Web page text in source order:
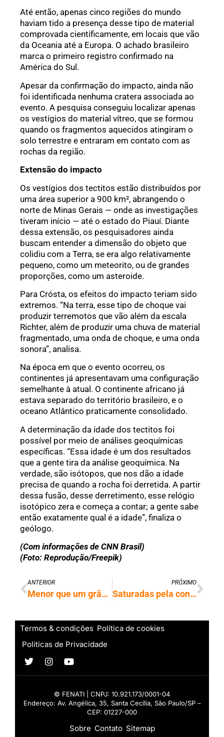
Até então, apenas cinco regiões do mundo
haviam tido a presença desse tipo de material
comprovada cientificamente, em locais que vão
da Oceania até a Europa. O achado brasileiro
marca o primeiro registro confirmado na
América do Sul.
Apesar da confirmação do impacto, ainda não
foi identificada nenhuma cratera associada ao
evento. A pesquisa conseguiu localizar apenas
os vestígios do material vítreo, que se formou
quando os fragmentos aquecidos atingiram o
solo terrestre e entraram em contato com as
rochas da região.
Extensão do impacto
Os vestígios dos tectitos estão distribuídos por
uma área superior a 900 km², abrangendo o
norte de Minas Gerais — onde as investigações
tiveram início — até o estado do Piauí. Diante
dessa extensão, os pesquisadores ainda
buscam entender a dimensão do objeto que
colidiu com a Terra, se era algo relativamente
pequeno, como um meteorito, ou de grandes
proporções, como um asteroide.
Para Crósta, os efeitos do impacto teriam sido
extremos. “Na terra, esse tipo de choque vai
produzir terremotos que vão além da escala
Richter, além de produzir uma chuva de material
fragmentado, uma onda de choque, e uma onda
sonora”, analisa.
Na época em que o evento ocorreu, os
continentes já apresentavam uma configuração
semelhante à atual. O continente africano já
estava separado do território brasileiro, e o
oceano Atlântico praticamente consolidado.
A determinação da idade dos tectitos foi
possível por meio de análises geoquímicas
específicas. “Essa idade é um dos resultados
que a gente tira da análise geoquímica. Na
verdade, são isótopos, que nos dão a idade
precisa de quando a rocha foi derretida. A partir
dessa fusão, desse derretimento, esse relógio
isotópico zera e começa a contar; a gente sabe
então exatamente qual é a idade”, finaliza o
geólogo.
(Com informações de CNN Brasil)
(Foto: Reprodução/Freepik)
ANTERIOR
Menor que um grão de sal, novo robô autônomo inaugura a microescala da robótica
PRÓXIMO
Saturadas pela conectividade, jovens redescobrem hobbies offline e vida analógica
Termos & condições Política de cookies
Politicas de Privacidade
© FENATI | CNPJ: 10.921.173/0001-04
Endereço: Av. Angélica, 35, Santa Cecília, São Paulo/SP –
CEP: 01227-000
Sobre Contato Sitemap